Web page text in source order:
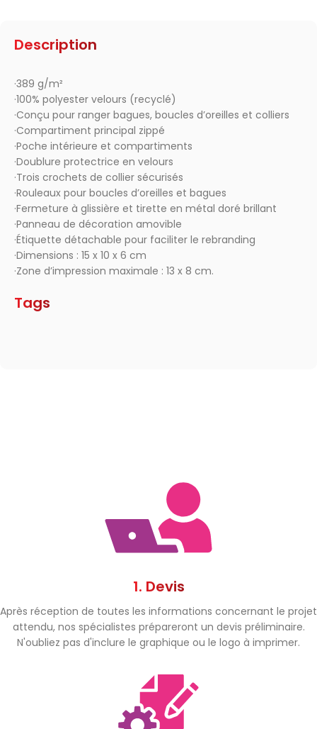
Description
·389 g/m²
·100% polyester velours (recyclé)
·Conçu pour ranger bagues, boucles d’oreilles et colliers
·Compartiment principal zippé
·Poche intérieure et compartiments
·Doublure protectrice en velours
·Trois crochets de collier sécurisés
·Rouleaux pour boucles d’oreilles et bagues
·Fermeture à glissière et tirette en métal doré brillant
·Panneau de décoration amovible
·Étiquette détachable pour faciliter le rebranding
·Dimensions : 15 x 10 x 6 cm
·Zone d’impression maximale : 13 x 8 cm.
Tags
1. Devis
Après réception de toutes les informations concernant le projet
attendu, nos spécialistes prépareront un devis préliminaire.
N'oubliez pas d'inclure le graphique ou le logo à imprimer.